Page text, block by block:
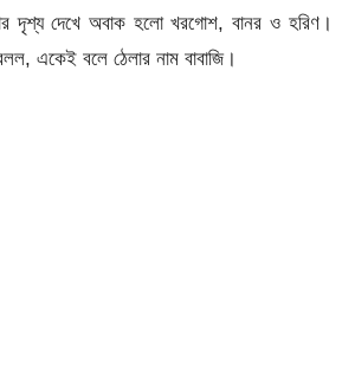
দৃশ্য দেখে অবাক হলো খরগোশ, বানর ও হরিণ।
একেই বলে ঠেলার নাম বাবাজি।